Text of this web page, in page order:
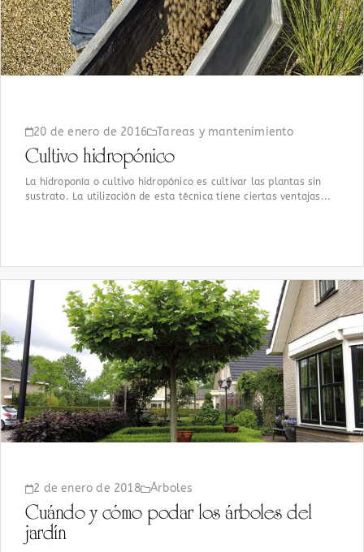
20 de enero de 2016 Tareas y mantenimiento
Cultivo hidropónico
La hidroponía o cultivo hidropónico es cultivar las plantas sin
sustrato. La utilización de esta técnica tiene ciertas ventajas...
2 de enero de 2018 Árboles
Cuándo y cómo podar los árboles del
jardín